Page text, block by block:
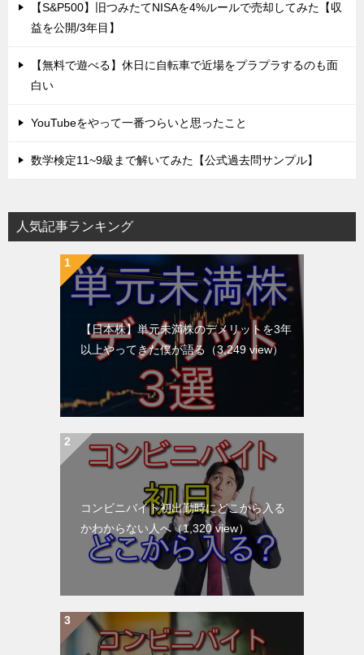
【S&P500】旧つみたてNISAを4%ルールで売却してみた【収
益を公開/3年目】
【無料で遊べる】休日に自転車で近場をプラプラするのも面
白い
YouTubeをやって一番つらいと思ったこと
数学検定11~9級まで解いてみた【公式過去問サンプル】
人気記事ランキング
【日本株】単元未満株のデメリットを3年
以上やってきた僕が語る （3,249 view）
コンビニバイト初出勤時にどこから入る
かわからない人へ（1,320 view）